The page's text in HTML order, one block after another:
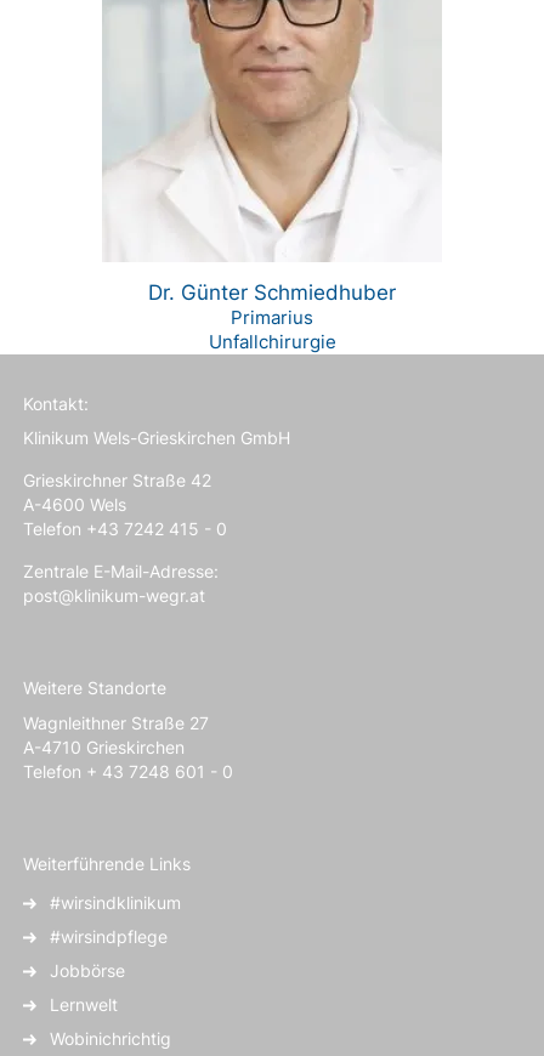
Dr. Günter Schmiedhuber
Primarius
Unfallchirurgie
Kontakt:
Klinikum Wels-Grieskirchen GmbH
Grieskirchner Straße 42
A-4600 Wels
Telefon +43 7242 415 - 0
Zentrale E-Mail-Adresse:
post@klinikum-wegr.at
Weitere Standorte
Wagnleithner Straße 27
A-4710 Grieskirchen
Telefon + 43 7248 601 - 0
Weiterführende Links
#wirsindklinikum
#wirsindpflege
Jobbörse
Lernwelt
Wobinichrichtig